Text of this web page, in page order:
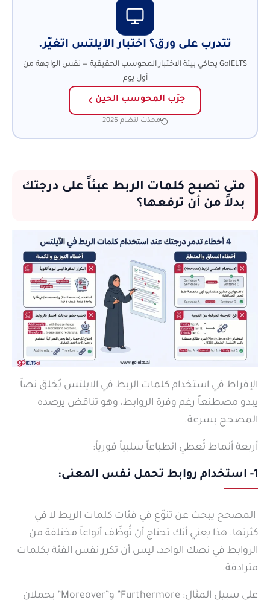
تتدرب على ورق؟ اختبار الآيلتس اتغيّر.
GoIELTS يحاكي بيئة الاختبار المحوسب الحقيقية — نفس الواجهة من
أول يوم
جرّب المحوسب الحين
محدّث لنظام 2026
متى تصبح كلمات الربط عبئاً على درجتك
بدلاً من أن ترفعها؟
الإفراط في استخدام كلمات الربط في الايلتس يُخلق نصاً
يبدو مصطنعاً رغم وفرة الروابط، وهو تناقض يرصده
المصحح بسرعة.
أربعة أنماط تُعطي انطباعاً سلبياً فورياً:
1- استخدام روابط تحمل نفس المعنى:
المصحح يبحث عن تنوّع في فئات كلمات الربط لا في
كثرتها. هذا يعني أنك تحتاج أن تُوظّف أنواعاً مختلفة من
الروابط في نصك الواحد، ليس أن تكرر نفس الفئة بكلمات
مترادفة.
على سبيل المثال: Furthermore” و”Moreover” يحملان